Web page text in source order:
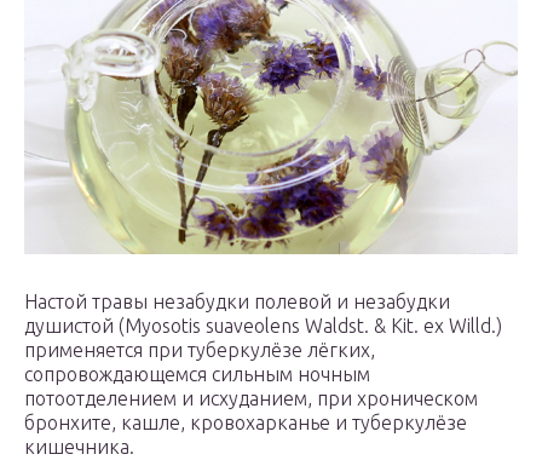
Настой травы незабудки полевой и незабудки
душистой (Myosotis suaveolens Waldst. & Kit. ex Willd.)
применяется при туберкулёзе лёгких,
сопровождающемся сильным ночным
потоотделением и исхуданием, при хроническом
бронхите, кашле, кровохарканье и туберкулёзе
кишечника.